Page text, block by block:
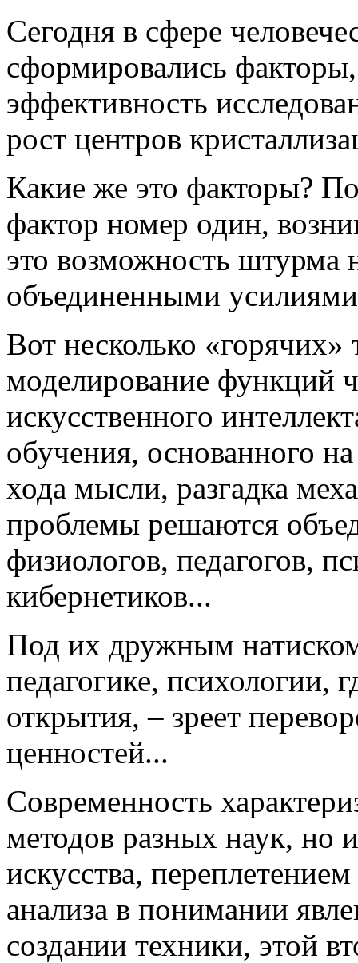
Сегодня в сфере
сформировались
эффективность
рост центров
Какие же это факторы?
фактор номер один,
это возможность
объединенными
Вот несколько «горячих»
моделирование функций
искусственного
обучения, основанного
хода мысли, разгадка
проблемы решаются
физиологов, педагогов,
кибернетиков...
Под их дружным
педагогике, психологии,
открытия, – зреет
ценностей...
Современность
методов разных наук, но
искусства,
анализа в понимании
создании техники, этой